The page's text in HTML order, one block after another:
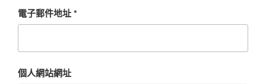
電子郵件地址*
個人網站網址